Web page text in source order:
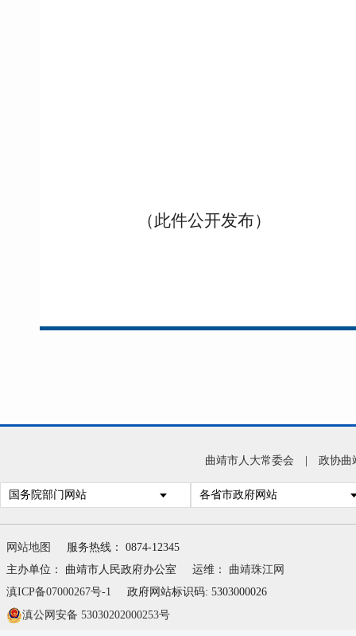
（此件公开发布）
曲靖市人大常委会 政协曲
国务院部门网站 各省市政府网站
网站地图
服务热线： 0874-12345
主办单位： 曲靖市人民政府办公室
运维： 曲靖珠江网
滇ICP备07000267号-1
政府网站标识码: 5303000026
滇公网安备 53030202000253号